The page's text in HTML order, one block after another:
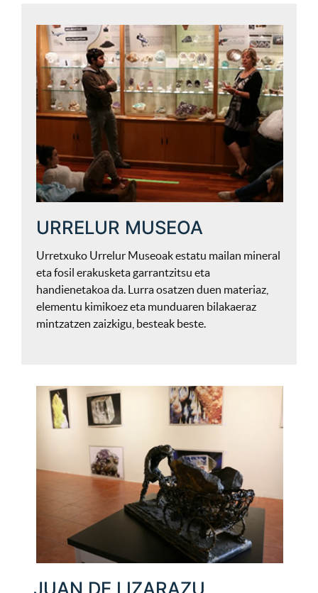
URRELUR MUSEOA
Urretxuko Urrelur Museoak estatu mailan mineral
eta fosil erakusketa garrantzitsu eta
handienetakoa da. Lurra osatzen duen materiaz,
elementu kimikoez eta munduaren bilakaeraz
mintzatzen zaizkigu, besteak beste.